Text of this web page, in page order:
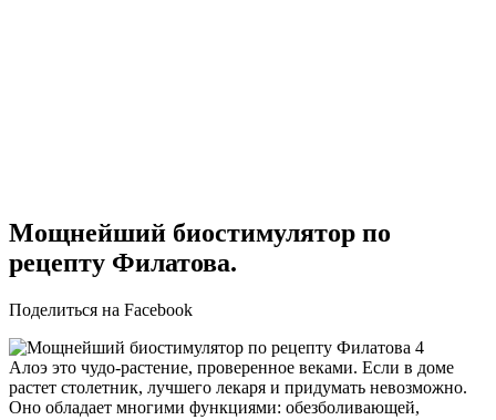
Мощнейший биостимулятор по
рецепту Филатова.
Поделиться на Facebook
Алоэ это чудо-растение, проверенное веками. Если в доме
растет столетник, лучшего лекаря и придумать невозможно.
Оно обладает многими функциями: обезболивающей,